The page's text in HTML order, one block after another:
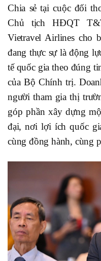
Chia sẻ tại cuộc đối
Chủ tịch HĐQT
Vietravel Airlines cho
đang thực sự là động
tế quốc gia theo đúng
của Bộ Chính trị.
người tham gia thị
góp phần xây dựng
đại, nơi lợi ích quốc
cùng đồng hành, cùng